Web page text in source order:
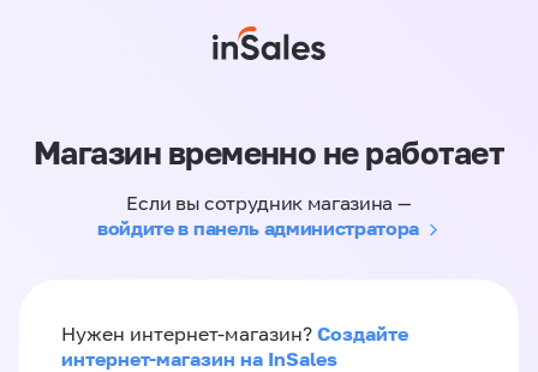
Магазин временно не работает
Если вы сотрудник магазина —
войдите в панель администратора
Нужен интернет-магазин? Создайте
интернет-магазин на InSales